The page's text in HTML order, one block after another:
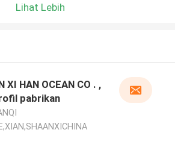
Lihat Lebih
XI HAN OCEAN CO . ,
pabrikan